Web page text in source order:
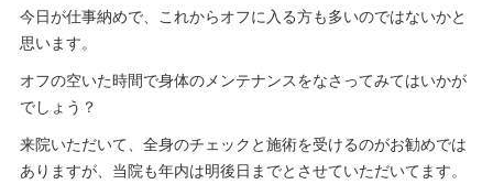
今日が仕事納めで、これからオフに入る方も多いのではないかと
思います。
オフの空いた時間で身体のメンテナンスをなさってみてはいかが
でしょう？
来院いただいて、全身のチェックと施術を受けるのがお勧めでは
ありますが、当院も年内は明後日までとさせていただいてます。